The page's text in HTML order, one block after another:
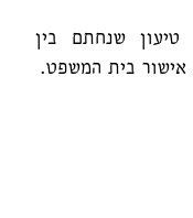
שנחתם בין
אישור בית המשפט.